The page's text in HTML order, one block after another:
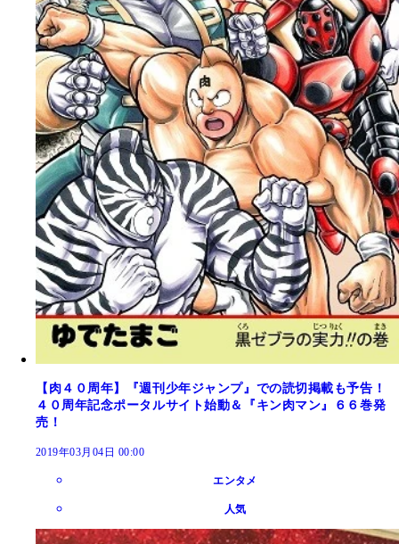
【肉４０周年】『週刊少年ジャンプ』での読切掲載も予告！
４０周年記念ポータルサイト始動＆『キン肉マン』６６巻発
売！
2019年03月04日 00:00
エンタメ
人気